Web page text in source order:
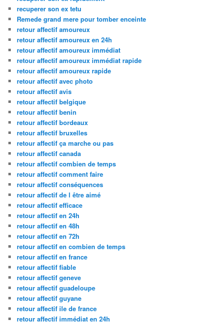
recuperer son ex tetu
Remede grand mere pour tomber enceinte
retour affectif amoureux
retour affectif amoureux en 24h
retour affectif amoureux immédiat
retour affectif amoureux immédiat rapide
retour affectif amoureux rapide
retour affectif avec photo
retour affectif avis
retour affectif belgique
retour affectif benin
retour affectif bordeaux
retour affectif bruxelles
retour affectif ça marche ou pas
retour affectif canada
retour affectif combien de temps
retour affectif comment faire
retour affectif conséquences
retour affectif de l être aimé
retour affectif efficace
retour affectif en 24h
retour affectif en 48h
retour affectif en 72h
retour affectif en combien de temps
retour affectif en france
retour affectif fiable
retour affectif geneve
retour affectif guadeloupe
retour affectif guyane
retour affectif ile de france
retour affectif immédiat en 24h